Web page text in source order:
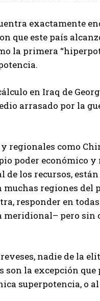
exactamente
que este país
la primera
en Iraq de
arrasado por la
regionales como
poder económico
los recursos,
regiones
responder en
meridional– pero sin
nadie de la
son la excepción
superpotencia, o